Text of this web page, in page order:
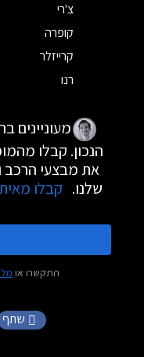
צ'רי
קופרה
קרייזלר
רנו
מעוניינים
הנכון. קבלו
את מבצעי הרכב
שלנו. קבלו
התקשרו או
שתף